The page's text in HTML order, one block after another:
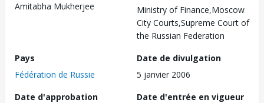
Amitabha Mukherjee
Ministry of Finance,Moscow
City Courts,Supreme Court of
the Russian Federation
Pays
Fédération de Russie
Date de divulgation
5 janvier 2006
Date d'approbation
Date d'entrée en vigueur